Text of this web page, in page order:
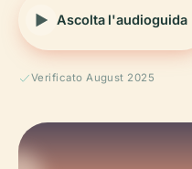
Ascolta l'audioguida
Verificato August 2025